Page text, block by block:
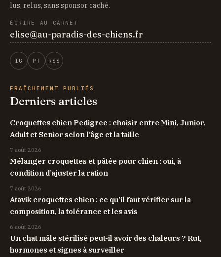
lus, relus, sans sponsor caché.
ÉCRIRE AU CARNET
elise@au-paradis-des-chiens.fr
IG PT RSS
FRAÎCHEMENT PUBLIÉS
Derniers articles
Croquettes chien Pedigree : choisir entre Mini, Junior,
Adult et Senior selon l’âge et la taille
7 août 2026
Mélanger croquettes et pâtée pour chien : oui, à
condition d’ajuster la ration
7 août 2026
Atavik croquettes chien : ce qu’il faut vérifier sur la
composition, la tolérance et les avis
6 août 2026
Un chat mâle stérilisé peut-il avoir des chaleurs ? Rut,
hormones et signes à surveiller